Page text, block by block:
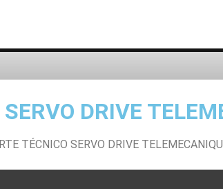
DRIVE